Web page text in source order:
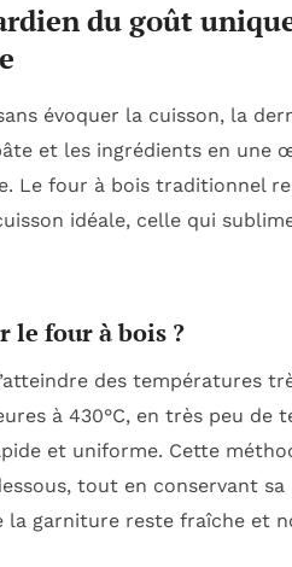
du goût
évoquer la cuisson, la
et les ingrédients en une
Le four à bois traditionnel
idéale, celle qui
le four à bois ?
des températures
à 430°C, en très peu de
et uniforme. Cette
tout en conservant sa
la garniture reste fraîche et